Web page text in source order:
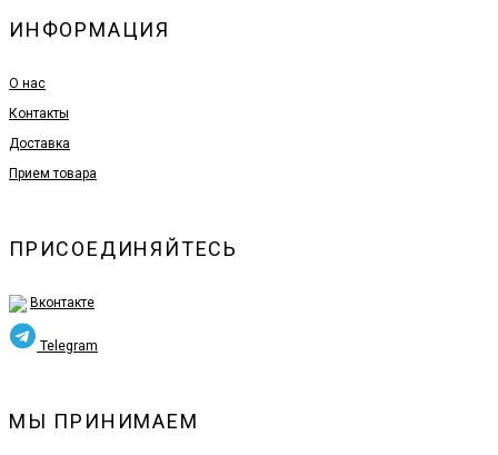
ИНФОРМАЦИЯ
О нас
Контакты
Доставка
Прием товара
ПРИСОЕДИНЯЙТЕСЬ
Вконтакте
Telegram
МЫ ПРИНИМАЕМ